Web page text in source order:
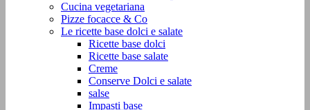
Cucina vegetariana
Pizze focacce & Co
Le ricette base dolci e salate
Ricette base dolci
Ricette base salate
Creme
Conserve Dolci e salate
salse
Impasti base